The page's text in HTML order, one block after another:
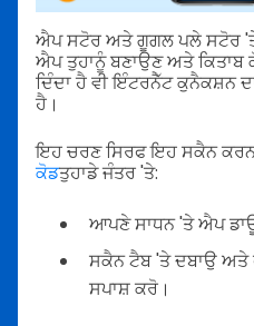
ਐਪ ਸਟੋਰ ਅਤੇ ਗੂਗਲ ਪਲੇ ਸਟੋਰ
ਐਪ ਤੁਹਾਨੂੰ ਬਣਾਉਣ ਅਤੇ
ਦਿੰਦਾ ਹੈ ਵੀ ਇੰਟਰਨੈੱਟ ਕੁਨੈਕਸ਼ਨ
ਹੈ।
ਇਹ ਚਰਣ ਸਿਰਫ ਇਹ ਸਕੈਨ
ਕੋਡਤੁਹਾਡੇ ਜੰਤਰ 'ਤੇ:
ਆਪਣੇ ਸਾਧਨ 'ਤੇ ਐਪ
ਸਕੈਨ ਟੈਬ 'ਤੇ ਦਬਾਉ
ਸਪਾਸ਼ ਕਰੋ।